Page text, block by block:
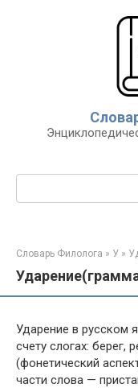
Словарь Филолога » У »
Ударение в русском
счету слогах: берег,
(фонетический
части слова —